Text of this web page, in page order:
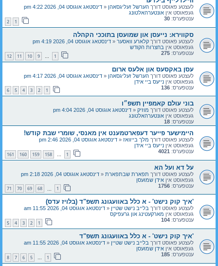
לעצטע פאוסט דורך הערשל זעליגסאהן « דינסטאג אוגוסט 04, 2026 4:22 pm
געפאוסט אין אונטערהאלטונג
ענטפערס: 30
1
2
סקווירא: נייעסן און שמועסן בתוככי הקהלה
לעצטע פאוסט דורך קלארע וואסער « דינסטאג אוגוסט 04, 2026 4:19 pm
געפאוסט אין בחצרות הקודש
ענטפערס: 275
1
…
9
10
11
12
עסן באקסעס און אלעס ארום
לעצטע פאוסט דורך הערשל זעליגסאהן « דינסטאג אוגוסט 04, 2026 4:17 pm
געפאוסט אין נייעס ביי אידן
ענטפערס: 136
1
2
3
4
5
6
בוני עולם קאמפיין תשפ״ו
לעצטע פאוסט דורך מוזיק « דינסטאג אוגוסט 04, 2026 4:04 pm
געפאוסט אין אונטערהאלטונג
ענטפערס: 18
היימישער פייער דעפארטמענט אין מאנסי, שומרי שבת קודש!
לעצטע פאוסט דורך מלך בייוואז « דינסטאג אוגוסט 04, 2026 2:46 pm
געפאוסט אין נייעס ביי אידן
ענטפערס: 4021
1
…
158
159
160
161
על דא ועל הא
לעצטע פאוסט דורך תפארת שבתפארת « דינסטאג אוגוסט 04, 2026 2:18 pm
געפאוסט אין אידן שמועסן
ענטפערס: 1756
1
68
69
70
71
'איך קוק נישט' - א כלל באוועגונג תשפ"ד (בלויז עדס)
לעצטע פאוסט דורך בלייב נישט שטיין « דינסטאג אוגוסט 04, 2026 11:55 am
געפאוסט אין מארקעטינג און גרעפיקס
ענטפערס: 104
1
2
3
4
5
'איך קוק נישט' - א כלל באוועגונג תשפ"ד
לעצטע פאוסט דורך בלייב נישט שטיין « דינסטאג אוגוסט 04, 2026 11:55 am
געפאוסט אין אידן שמועסן
ענטפערס: 185
1
…
5
6
7
8